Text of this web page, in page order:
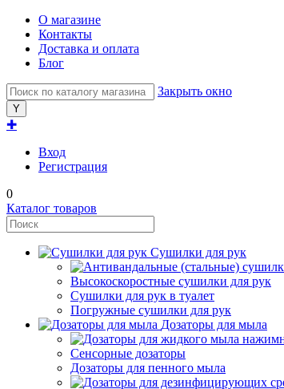
О магазине
Контакты
Доставка и оплата
Блог
Закрыть окно
✚
Вход
Регистрация
0
Каталог товаров
Сушилки для рук
Высокоскоростные сушилки для рук
Сушилки для рук в туалет
Погружные сушилки для рук
Дозаторы для мыла
Сенсорные дозаторы
Дозаторы для пенного мыла